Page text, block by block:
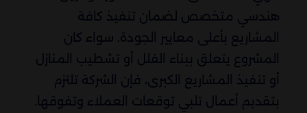
هندسي متخصص لضمان تنفيذ كافة
المشاريع بأعلى معايير الجودة. سواء كان
المشروع يتعلق ببناء الفلل أو تشطيب المنازل
أو تنفيذ المشاريع الكبرى، فإن الشركة تلتزم
بتقديم أعمال تلبي توقعات العملاء وتفوقها.